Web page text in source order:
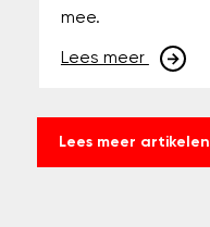
mee.
Lees meer
Lees meer artikelen